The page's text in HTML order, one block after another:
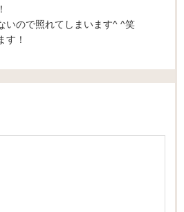
いので照れてしまいます^ ^笑
す！